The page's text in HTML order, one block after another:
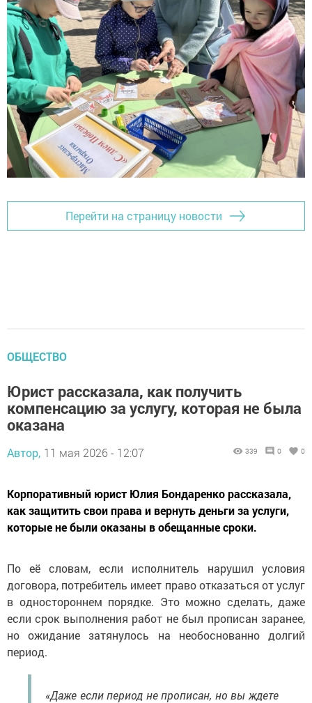
Перейти на страницу новости
ОБЩЕСТВО
Юрист рассказала, как получить
компенсацию за услугу, которая не была
оказана
Автор, 11 мая 2026 - 12:07 339 0 0
Корпоративный юрист Юлия Бондаренко рассказала,
как защитить свои права и вернуть деньги за услуги,
которые не были оказаны в обещанные сроки.
По её словам, если исполнитель нарушил условия
договора, потребитель имеет право отказаться от услуг
в одностороннем порядке. Это можно сделать, даже
если срок выполнения работ не был прописан заранее,
но ожидание затянулось на необоснованно долгий
период.
«Даже если период не прописан, но вы ждете